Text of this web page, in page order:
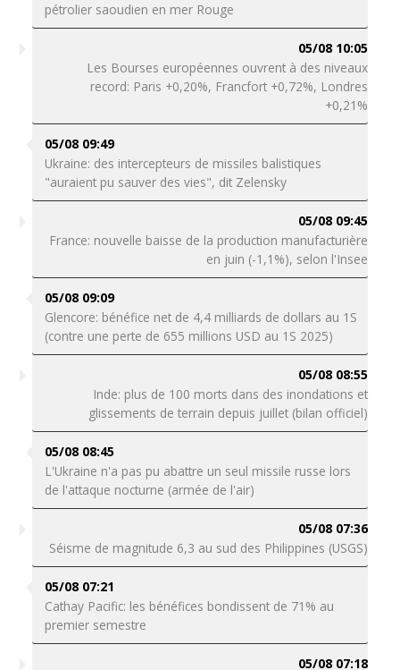
pétrolier saoudien en mer Rouge
05/08 10:05
Les Bourses européennes ouvrent à des niveaux
record: Paris +0,20%, Francfort +0,72%, Londres
+0,21%
05/08 09:49
Ukraine: des intercepteurs de missiles balistiques
"auraient pu sauver des vies", dit Zelensky
05/08 09:45
France: nouvelle baisse de la production manufacturière
en juin (-1,1%), selon l'Insee
05/08 09:09
Glencore: bénéfice net de 4,4 milliards de dollars au 1S
(contre une perte de 655 millions USD au 1S 2025)
05/08 08:55
Inde: plus de 100 morts dans des inondations et
glissements de terrain depuis juillet (bilan officiel)
05/08 08:45
L'Ukraine n'a pas pu abattre un seul missile russe lors
de l'attaque nocturne (armée de l'air)
05/08 07:36
Séisme de magnitude 6,3 au sud des Philippines (USGS)
05/08 07:21
Cathay Pacific: les bénéfices bondissent de 71% au
premier semestre
05/08 07:18